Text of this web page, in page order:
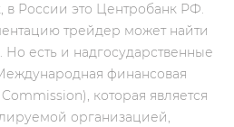
в России это Центробанк РФ.
трейдер может найти
Но есть и надгосударственные
финансовая
которая является
организацией,